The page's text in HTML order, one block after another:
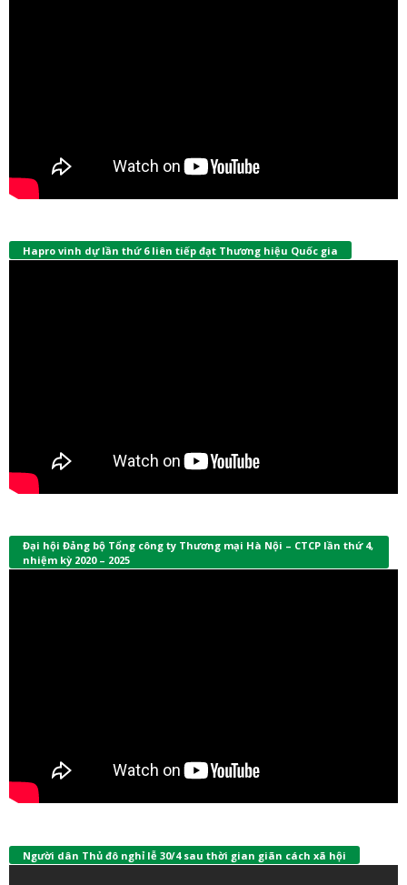
Hapro vinh dự lần thứ 6 liên tiếp đạt Thương hiệu Quốc gia
Đại hội Đảng bộ Tổng công ty Thương mại Hà Nội – CTCP lần thứ 4,
nhiệm kỳ 2020 – 2025
Người dân Thủ đô nghỉ lễ 30/4 sau thời gian giãn cách xã hội